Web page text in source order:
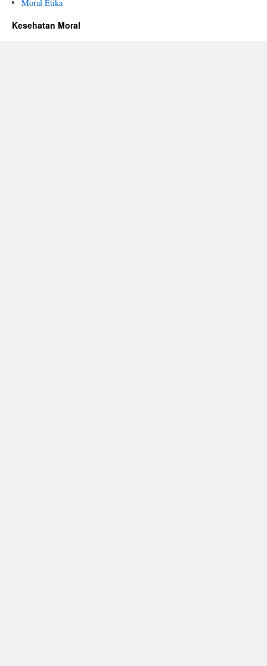
Moral Etika
Kesehatan Moral